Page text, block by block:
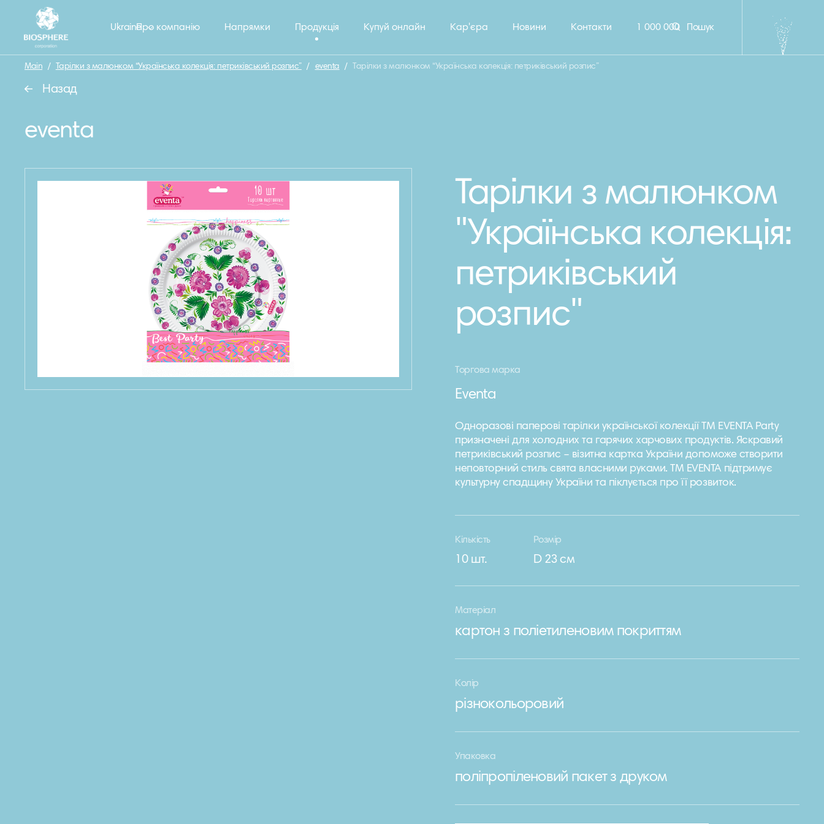
Про компанію Напрямки Продукція Купуй онлайн Кар'єра Новини Контакти 1 000 000 Пошук
Ukraine
Main / Тарілки з малюнком “Українська колекція: петриківський розпис” / eventa / Тарілки з малюнком “Українська колекція: петриківський розпис”
Назад
eventa
Тарілки з малюнком
"Українська колекція:
петриківський
розпис"
Торгова марка
Eventa
Одноразові паперові тарілки української колекції ТМ EVENTA Party
призначені для холодних та гарячих харчових продуктів. Яскравий
петриківський розпис – візитна картка України допоможе створити
неповторний стиль свята власними руками. ТМ EVENTA підтримує
культурну спадщину України та піклується про її розвиток.
Кількість
10 шт.
Розмір
D 23 см
Матеріал
картон з поліетиленовим покриттям
Колір
різнокольоровий
Упаковка
поліпропіленовий пакет з друком